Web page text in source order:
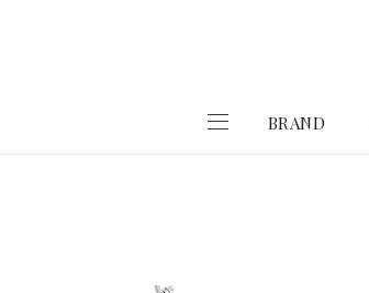
BRAND